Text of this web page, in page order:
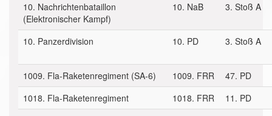
10. Nachrichtenbataillon
(Elektronischer Kampf)
10. NaB 3. Stoß A
10. Panzerdivision 10. PD 3. Stoß A
1009. Fla-Raketenregiment (SA-6) 1009. FRR
47. PD
1018. Fla-Raketenregiment
1018. FRR
11. PD